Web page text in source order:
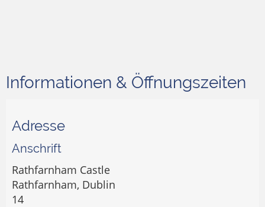
Informationen & Öffnungszeiten
Adresse
Anschrift
Rathfarnham Castle
Rathfarnham, Dublin
14